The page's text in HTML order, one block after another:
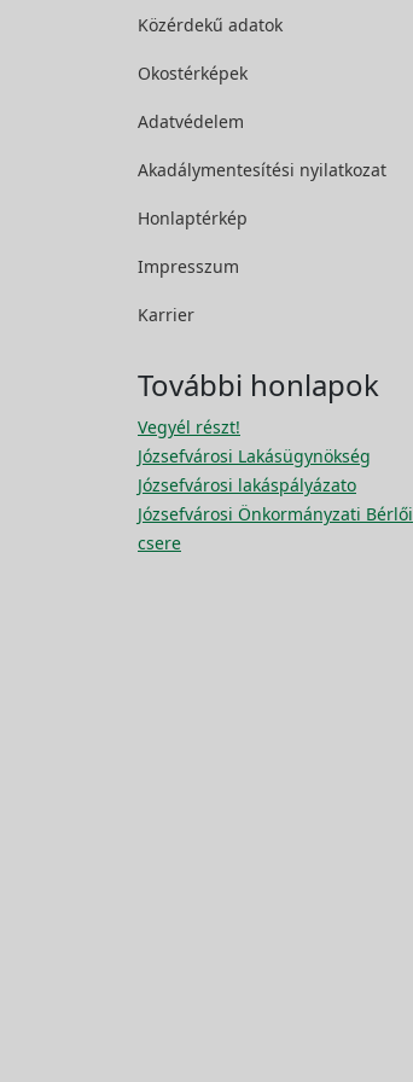
Közérdekű adatok
Okostérképek
Adatvédelem
Akadálymentesítési nyilatkozat
Honlaptérkép
Impresszum
Karrier
További honlapok
Vegyél részt!
Józsefvárosi Lakásügynökség
Józsefvárosi lakáspályázato
Józsefvárosi Önkormányzati Bérlői
csere